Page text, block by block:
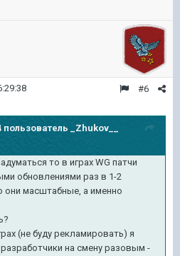
#6
пользователь _Zhukov__
то в играх WG патчи
обновлениями раз в 1-2
они масштабные, а именно
(не буду рекламировать) я
на смену разовым -